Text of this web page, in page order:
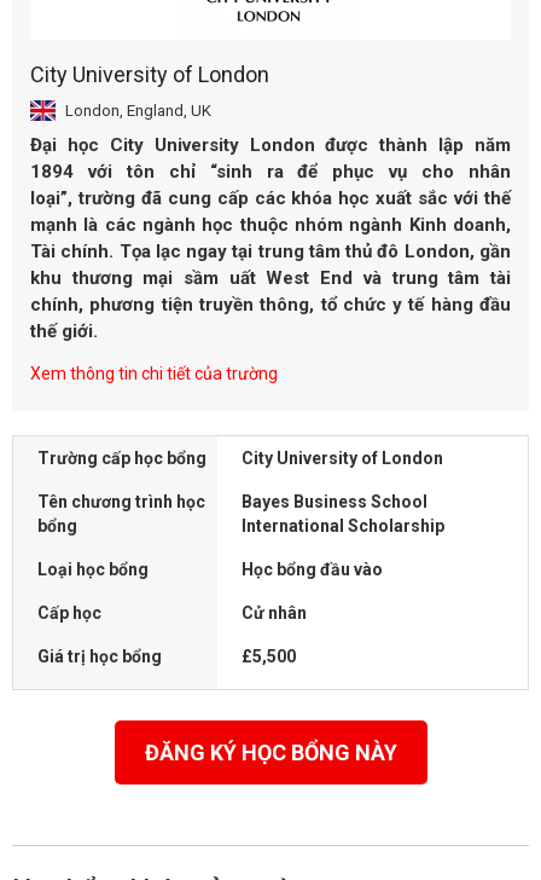
City University of London
London, England, UK
Đại học City University London được thành lập năm
1894 với tôn chỉ “sinh ra để phục vụ cho nhân
loại”, trường đã cung cấp các khóa học xuất sắc với thế
mạnh là các ngành học thuộc nhóm ngành Kinh doanh,
Tài chính. Tọa lạc ngay tại trung tâm thủ đô London, gần
khu thương mại sầm uất West End và trung tâm tài
chính, phương tiện truyền thông, tổ chức y tế hàng đầu
thế giới.
Xem thông tin chi tiết của trường
Trường cấp học bổng City University of London
Tên chương trình học
bổng
Bayes Business School
International Scholarship
Loại học bổng Học bổng đầu vào
Cấp học Cử nhân
Giá trị học bổng £5,500
ĐĂNG KÝ HỌC BỔNG NÀY